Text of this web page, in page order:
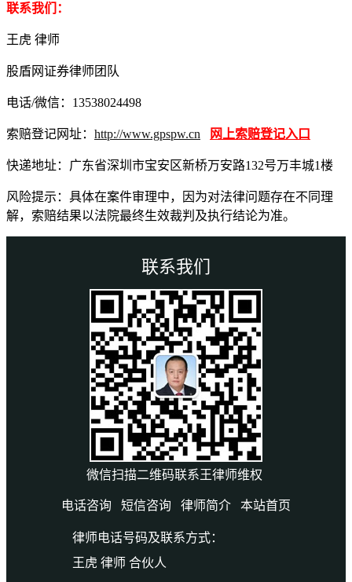
联系我们：
王虎 律师
股盾网证券律师团队
电话/微信：13538024498
索赔登记网址： http://www.gpspw.cn 网上索赔登记入口
快递地址：广东省深圳市宝安区新桥万安路132号万丰城1楼
风险提示：具体在案件审理中，因为对法律问题存在不同理
解，索赔结果以法院最终生效裁判及执行结论为准。
联系我们
微信扫描二维码联系王律师维权
电话咨询 短信咨询 律师简介 本站首页
律师电话号码及联系方式：
王虎 律师 合伙人